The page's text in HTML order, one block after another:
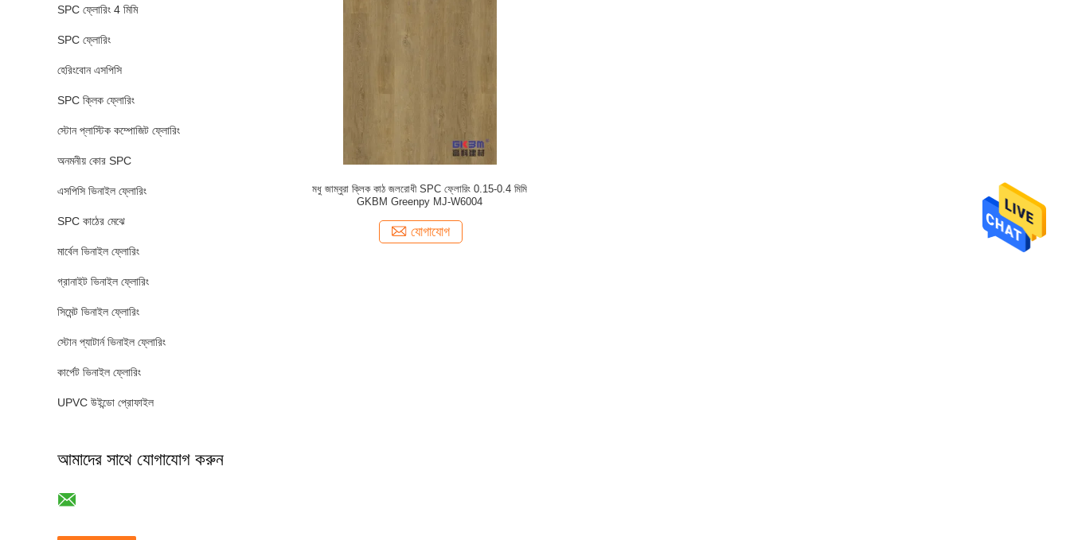
SPC ফ্লোরিং 4 মিমি
SPC ফ্লোরিং
হেরিংবোন এসপিসি
SPC ক্লিক ফ্লোরিং
স্টোন প্লাস্টিক কম্পোজিট ফ্লোরিং
অনমনীয় কোর SPC
এসপিসি ভিনাইল ফ্লোরিং
SPC কাঠের মেঝে
মার্বেল ভিনাইল ফ্লোরিং
গ্রানাইট ভিনাইল ফ্লোরিং
সিমেন্ট ভিনাইল ফ্লোরিং
স্টোন প্যাটার্ন ভিনাইল ফ্লোরিং
কার্পেট ভিনাইল ফ্লোরিং
UPVC উইন্ডো প্রোফাইল
আমাদের সাথে যোগাযোগ করুন
মধু জাম্বুরা ক্লিক কাঠ জলরোধী SPC ফ্লোরিং 0.15-0.4 মিমি
GKBM Greenpy MJ-W6004
যোগাযোগ